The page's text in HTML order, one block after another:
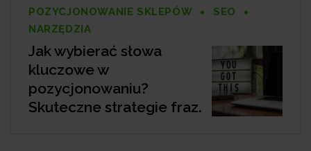
POZYCJONOWANIE SKLEPÓW
SEO
NARZĘDZIA
Jak wybierać słowa
kluczowe w
pozycjonowaniu?
Skuteczne strategie fraz.